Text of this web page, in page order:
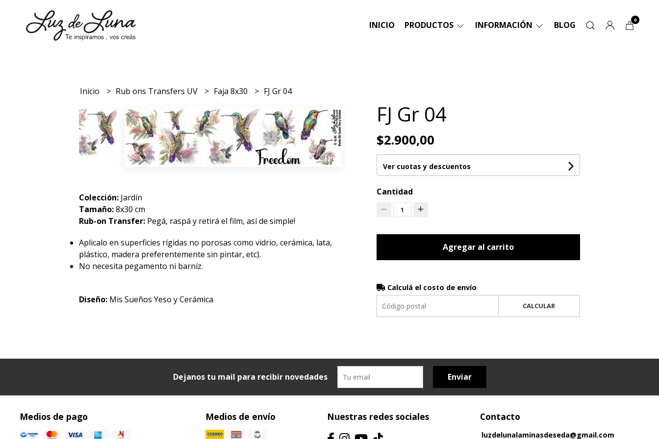
INICIO PRODUCTOS INFORMACIÓN BLOG 0
Inicio Rub ons Transfers UV Faja 8x30 FJ Gr 04
Colección: Jardín
Tamaño:8x30 cm
Rub-on Transfer: Pegá, raspá y retirá el film, así de simple!
Aplicalo en superficies rígidas no porosas como vidrio, cerámica, lata,
plástico, madera preferentemente sin pintar, etc).
No necesita pegamento ni barníz.
Diseño: Mis Sueños Yeso y Cerámica
FJ Gr 04
$2.900,00
Ver cuotas y descuentos
Cantidad
1
Agregar al carrito
Calculá el costo de envío
CALCULAR
Dejanos tu mail para recibir novedades Enviar
Medios de pago Medios de envío Nuestras redes sociales Contacto
luzdelunalaminasdeseda@gmail.com